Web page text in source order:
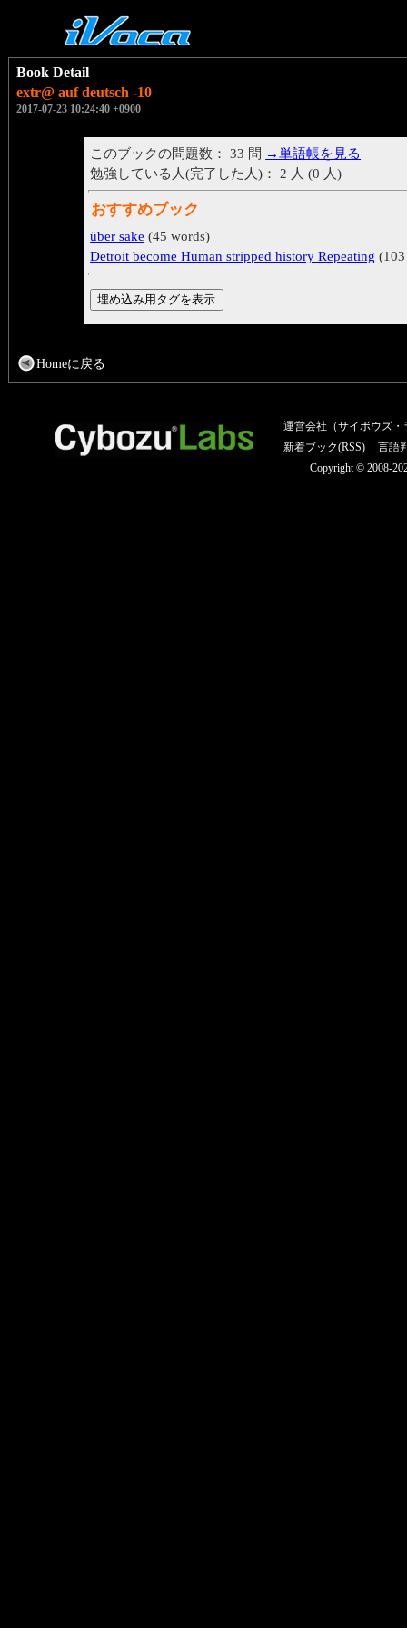
Book Detail
extr@ auf deutsch -10
2017-07-23 10:24:40 +0900
このブックの問題数： 33 問 →単語帳を見る
勉強している人(完了した人)： 2 人 (0 人)
おすすめブック
über sake (45 words)
Detroit become Human stripped history Repeating
Homeに戻る
運営会社（サイボウズ・
新着ブック(RSS)
言語
Copyright © 2008-